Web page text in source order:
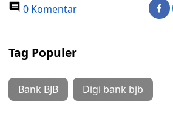
0 Komentar
Tag Populer
Bank BJB Digi bank bjb